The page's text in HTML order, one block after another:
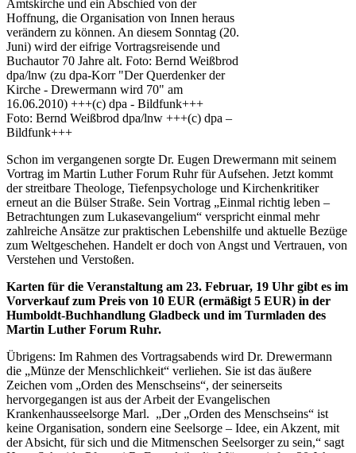
Foto: Bernd Weißbrod dpa/lnw +++(c) dpa –
Bildfunk+++
Schon im vergangenen sorgte Dr. Eugen Drewermann mit seinem
Vortrag im Martin Luther Forum Ruhr für Aufsehen. Jetzt kommt
der streitbare Theologe, Tiefenpsychologe und Kirchenkritiker
erneut an die Bülser Straße. Sein Vortrag „Einmal richtig leben –
Betrachtungen zum Lukasevangelium“ verspricht einmal mehr
zahlreiche Ansätze zur praktischen Lebenshilfe und aktuelle Bezüge
zum Weltgeschehen. Handelt er doch von Angst und Vertrauen, von
Verstehen und Verstoßen.
Karten für die Veranstaltung am 23. Februar, 19 Uhr gibt es im
Vorverkauf zum Preis von 10 EUR (ermäßigt 5 EUR) in der
Humboldt-Buchhandlung Gladbeck und im Turmladen des
Martin Luther Forum Ruhr.
Übrigens: Im Rahmen des Vortragsabends wird Dr. Drewermann
die „Münze der Menschlichkeit“ verliehen. Sie ist das äußere
Zeichen vom „Orden des Menschseins“, der seinerseits
hervorgegangen ist aus der Arbeit der Evangelischen
Krankenhausseelsorge Marl. „Der „Orden des Menschseins“ ist
keine Organisation, sondern eine Seelsorge – Idee, ein Akzent, mit
der Absicht, für sich und die Mitmenschen Seelsorger zu sein,“ sagt